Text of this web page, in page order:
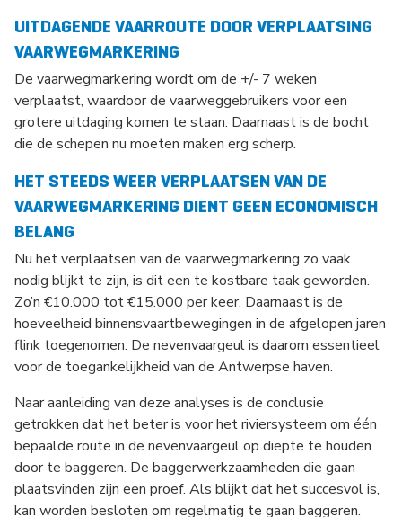
UITDAGENDE VAARROUTE DOOR VERPLAATSING
VAARWEGMARKERING
De vaarwegmarkering wordt om de +/- 7 weken
verplaatst, waardoor de vaarweggebruikers voor een
grotere uitdaging komen te staan. Daarnaast is de bocht
die de schepen nu moeten maken erg scherp.
HET STEEDS WEER VERPLAATSEN VAN DE
VAARWEGMARKERING DIENT GEEN ECONOMISCH
BELANG
Nu het verplaatsen van de vaarwegmarkering zo vaak
nodig blijkt te zijn, is dit een te kostbare taak geworden.
Zo’n €10.000 tot €15.000 per keer. Daarnaast is de
hoeveelheid binnensvaartbewegingen in de afgelopen jaren
flink toegenomen. De nevenvaargeul is daarom essentieel
voor de toegankelijkheid van de Antwerpse haven.
Naar aanleiding van deze analyses is de conclusie
getrokken dat het beter is voor het riviersysteem om één
bepaalde route in de nevenvaargeul op diepte te houden
door te baggeren. De baggerwerkzaamheden die gaan
plaatsvinden zijn een proef. Als blijkt dat het succesvol is,
kan worden besloten om regelmatig te gaan baggeren.